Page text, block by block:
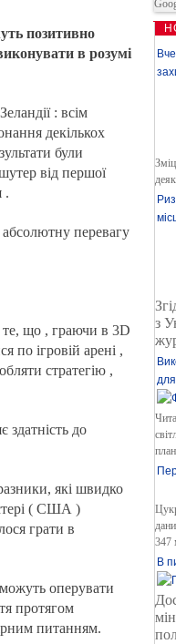
позитивно
в розумі
: всім
декількох
були
від першої
.
перевагу
що , граючи в 3D
по ігровій арені ,
стратегію ,
здатність до
які швидко
( США )
грати в
оперувати
протягом
питанням.
з
347
В